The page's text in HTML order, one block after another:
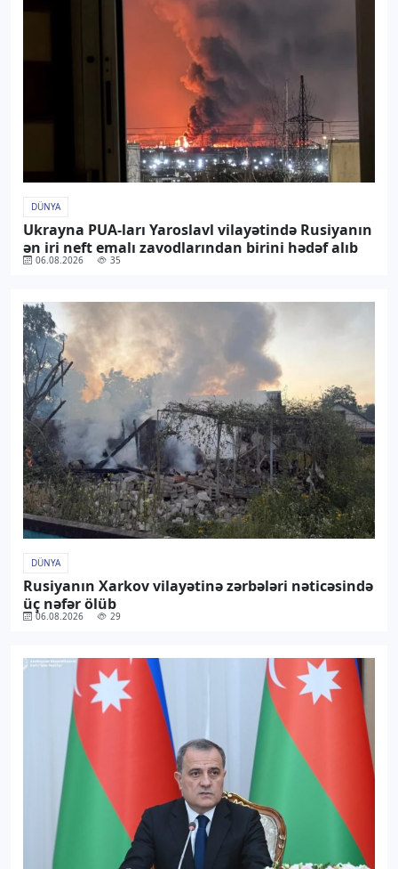
DÜNYA
Ukrayna PUA-ları Yaroslavl vilayətində Rusiyanın
ən iri neft emalı zavodlarından birini hədəf alıb
06.08.2026 35
DÜNYA
Rusiyanın Xarkov vilayətinə zərbələri nəticəsində
üç nəfər ölüb
06.08.2026 29